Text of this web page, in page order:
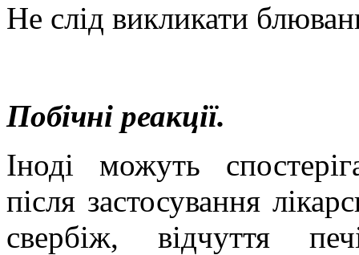
Не слід викликати
Побічні реакції.
Іноді можуть
після застосування
свербіж, відчуття